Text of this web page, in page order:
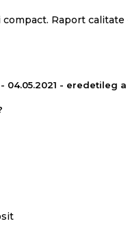
compact. Raport
- 04.05.2021 - eredetileg